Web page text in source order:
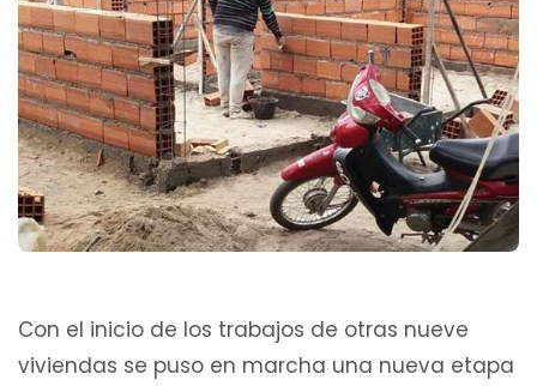
Con el inicio de los trabajos de otras nueve
viviendas se puso en marcha una nueva etapa